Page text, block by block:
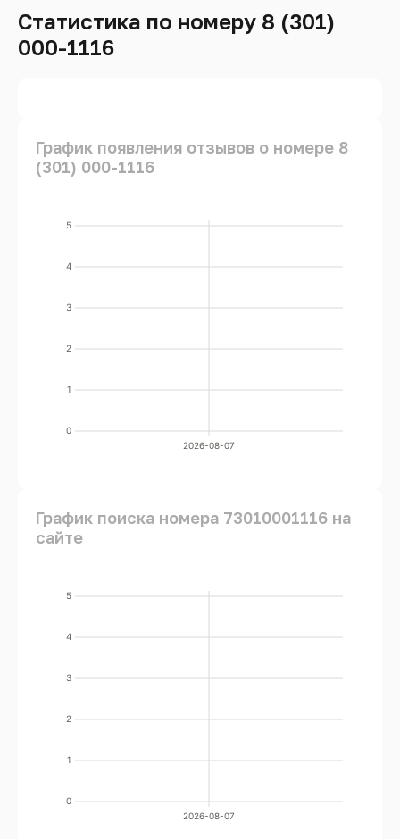
Статистика по номеру 8 (301)
000-1116
График появления отзывов о номере 8
(301) 000-1116
0
1
2
3
4
5
2026-08-07
График поиска номера 73010001116 на
сайте
0
1
2
3
4
5
2026-08-07